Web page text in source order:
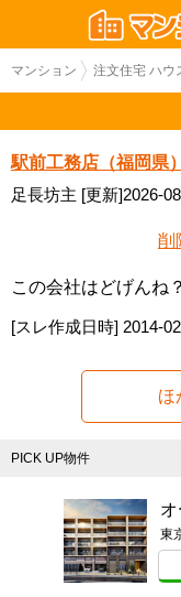
マンション 注文住宅 ハウ
駅前工務店（福岡県
足長坊主 [更新]2026-
削
この会社はどげんね？
[スレ作成日時] 2014-
ほ
PICK UP物件
東